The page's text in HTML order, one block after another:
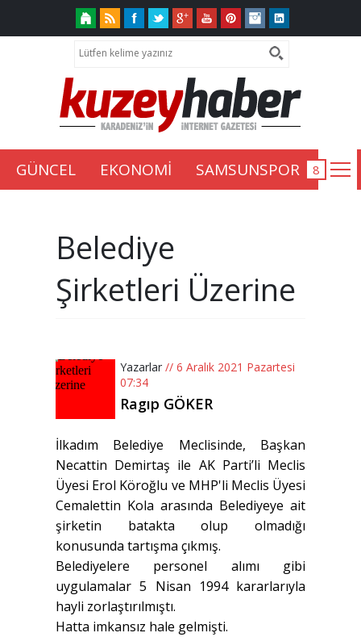
GÜNCEL EKONOMİ SAMSUNSPOR
Belediye
Şirketleri Üzerine
Yazarlar // 6 Aralık 2021 Pazartesi
07:34
Ragıp GÖKER
İlkadım Belediye Meclisinde, Başkan
Necattin Demirtaş ile AK Parti’li Meclis
Üyesi Erol Köroğlu ve MHP'li Meclis Üyesi
Cemalettin Kola arasında Belediyeye ait
şirketin batakta olup olmadığı
konusunda tartışma çıkmış.
Belediyelere personel alımı gibi
uygulamalar 5 Nisan 1994 kararlarıyla
hayli zorlaştırılmıştı.
Hatta imkansız hale gelmişti.